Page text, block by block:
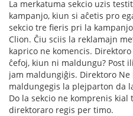
La merkatuma sekcio uzis
kampanjo, kiun si aĉetis pro
sekcio tre fieris pri la
Clion. Ĉiu sciis la reklamajn
kaprico ne komencis.
ĉefoj, kiun ni maldungu? Post
jam maldungiĝis. Direktoro Ne
maldungegis la plejparton da
Do la sekcio ne komprenis kial
direktoraro regis per timo.